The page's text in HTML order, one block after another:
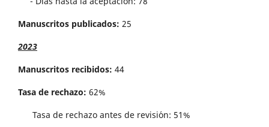
Manuscritos publicados: 25
2023
Manuscritos recibidos: 44
Tasa de rechazo: 62%
Tasa de rechazo antes de revisi´on: 51%